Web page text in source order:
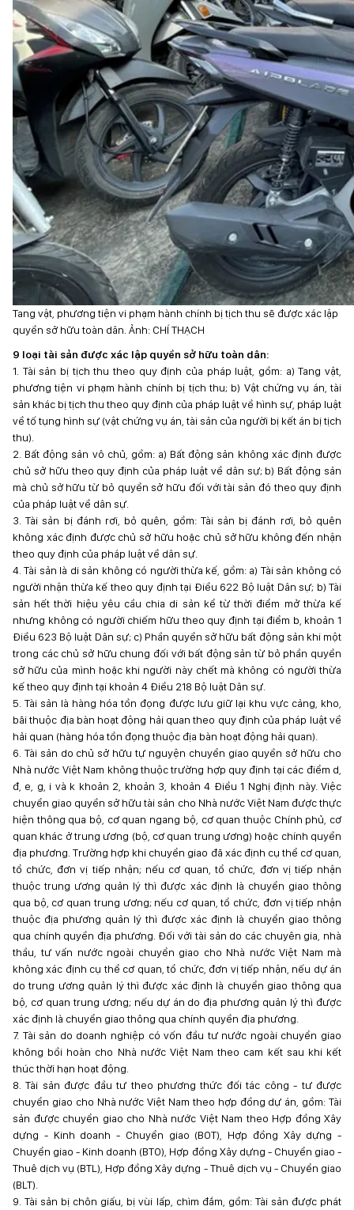
Tang vật, phương tiện vi phạm hành chính bị tịch thu sẽ được xác lập
quyền sở hữu toàn dân. Ảnh: CHÍ THẠCH
9 loại tài sản được xác lập quyền sở hữu toàn dân:
1. Tài sản bị tịch thu theo quy định của pháp luật, gồm: a) Tang vật,
phương tiện vi phạm hành chính bị tịch thu; b) Vật chứng vụ án, tài
sản khác bị tịch thu theo quy định của pháp luật về hình sự, pháp luật
về tố tụng hình sự (vật chứng vụ án, tài sản của người bị kết án bị tịch
thu).
2. Bất động sản vô chủ, gồm: a) Bất động sản không xác định được
chủ sở hữu theo quy định của pháp luật về dân sự; b) Bất động sản
mà chủ sở hữu từ bỏ quyền sở hữu đối với tài sản đó theo quy định
của pháp luật về dân sự.
3. Tài sản bị đánh rơi, bỏ quên, gồm: Tài sản bị đánh rơi, bỏ quên
không xác định được chủ sở hữu hoặc chủ sở hữu không đến nhận
theo quy định của pháp luật về dân sự.
4. Tài sản là di sản không có người thừa kế, gồm: a) Tài sản không có
người nhận thừa kế theo quy định tại Điều 622 Bộ luật Dân sự; b) Tài
sản hết thời hiệu yêu cầu chia di sản kể từ thời điểm mở thừa kế
nhưng không có người chiếm hữu theo quy định tại điểm b, khoản 1
Điều 623 Bộ luật Dân sự; c) Phần quyền sở hữu bất động sản khi một
trong các chủ sở hữu chung đối với bất động sản từ bỏ phần quyền
sở hữu của mình hoặc khi người này chết mà không có người thừa
kế theo quy định tại khoản 4 Điều 218 Bộ luật Dân sự.
5. Tài sản là hàng hóa tồn đọng được lưu giữ lại khu vực cảng, kho,
bãi thuộc địa bàn hoạt động hải quan theo quy định của pháp luật về
hải quan (hàng hóa tồn đọng thuộc địa bàn hoạt động hải quan).
6. Tài sản do chủ sở hữu tự nguyện chuyển giao quyền sở hữu cho
Nhà nước Việt Nam không thuộc trường hợp quy định tại các điểm d,
đ, e, g, i và k khoản 2, khoản 3, khoản 4 Điều 1 Nghị định này. Việc
chuyển giao quyền sở hữu tài sản cho Nhà nước Việt Nam được thực
hiện thông qua bộ, cơ quan ngang bộ, cơ quan thuộc Chính phủ, cơ
quan khác ở trung ương (bộ, cơ quan trung ương) hoặc chính quyền
địa phương. Trường hợp khi chuyển giao đã xác định cụ thể cơ quan,
tổ chức, đơn vị tiếp nhận; nếu cơ quan, tổ chức, đơn vị tiếp nhận
thuộc trung ương quản lý thì được xác định là chuyển giao thông
qua bộ, cơ quan trung ương; nếu cơ quan, tổ chức, đơn vị tiếp nhận
thuộc địa phương quản lý thì được xác định là chuyển giao thông
qua chính quyền địa phương. Đối với tài sản do các chuyên gia, nhà
thầu, tư vấn nước ngoài chuyển giao cho Nhà nước Việt Nam mà
không xác định cụ thể cơ quan, tổ chức, đơn vị tiếp nhận, nếu dự án
do trung ương quản lý thì được xác định là chuyển giao thông qua
bộ, cơ quan trung ương; nếu dự án do địa phương quản lý thì được
xác định là chuyển giao thông qua chính quyền địa phương.
7. Tài sản do doanh nghiệp có vốn đầu tư nước ngoài chuyển giao
không bồi hoàn cho Nhà nước Việt Nam theo cam kết sau khi kết
thúc thời hạn hoạt động.
8. Tài sản được đầu tư theo phương thức đối tác công - tư được
chuyển giao cho Nhà nước Việt Nam theo hợp đồng dự án, gồm: Tài
sản được chuyển giao cho Nhà nước Việt Nam theo Hợp đồng Xây
dựng - Kinh doanh - Chuyển giao (BOT), Hợp đồng Xây dựng -
Chuyển giao - Kinh doanh (BTO), Hợp đồng Xây dựng - Chuyển giao -
Thuê dịch vụ (BTL), Hợp đồng Xây dựng - Thuê dịch vụ - Chuyển giao
(BLT).
9. Tài sản bị chôn giấu, bị vùi lấp, chìm đắm, gồm: Tài sản được phát